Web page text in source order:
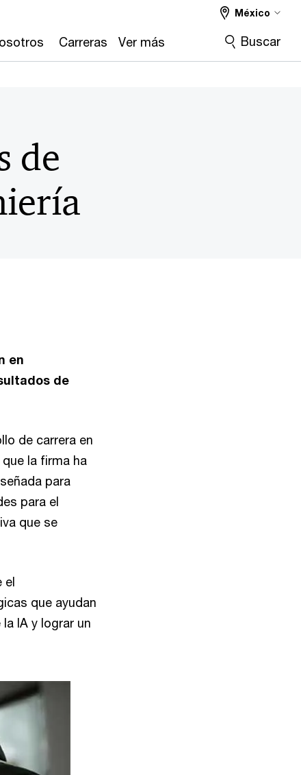
Carreras Ver más
México
Buscar
de
en
de
de carrera en
la firma ha
para
para el
que se
el
que ayudan
IA y lograr un